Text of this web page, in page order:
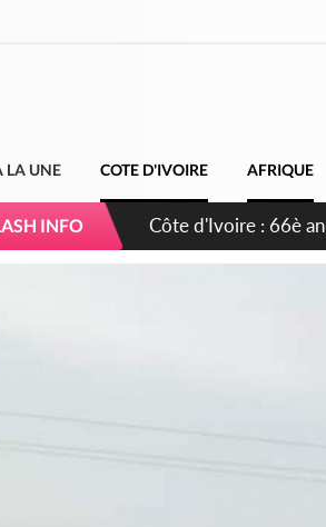
LA UNE COTE D'IVOIRE AFRIQUE
INFO
Côte d'Ivoire : À
développement de